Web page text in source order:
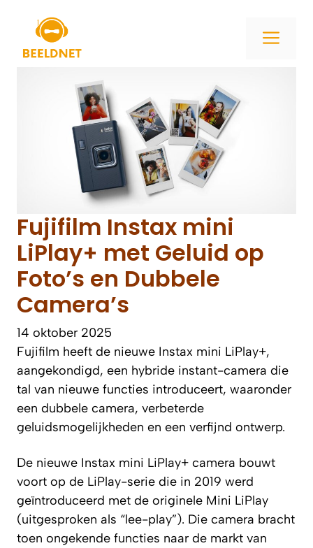
Fujifilm Instax mini
LiPlay+ met Geluid op
Foto’s en Dubbele
Camera’s
14 oktober 2025
Fujifilm heeft de nieuwe Instax mini LiPlay+,
aangekondigd, een hybride instant-camera die
tal van nieuwe functies introduceert, waaronder
een dubbele camera, verbeterde
geluidsmogelijkheden en een verfijnd ontwerp.
De nieuwe Instax mini LiPlay+ camera bouwt
voort op de LiPlay-serie die in 2019 werd
geïntroduceerd met de originele Mini LiPlay
(uitgesproken als “lee-play”). Die camera bracht
toen ongekende functies naar de markt van